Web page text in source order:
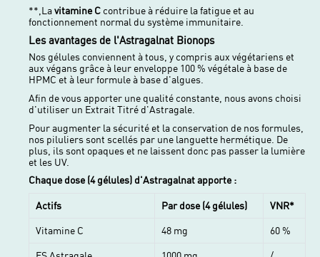
**,Lavitamine C contribue à réduire la fatigue et au
fonctionnement normal du système immunitaire.
Les avantages de l'Astragalnat Bionops
Nos gélules conviennent à tous, y compris aux végétariens et
aux végans grâce à leur enveloppe 100 % végétale à base de
HPMC et à leur formule à base d'algues.
Afin de vous apporter une qualité constante, nous avons choisi
d'utiliser un Extrait Titré d'Astragale.
Pour augmenter la sécurité et la conservation de nos formules,
nos piluliers sont scellés par une languette hermétique. De
plus, ils sont opaques et ne laissent donc pas passer la lumière
et les UV.
Chaque dose (4 gélules) d'Astragalnat apporte :
Actifs
Par dose (4 gélules)
VNR*
Vitamine C
48 mg
60 %